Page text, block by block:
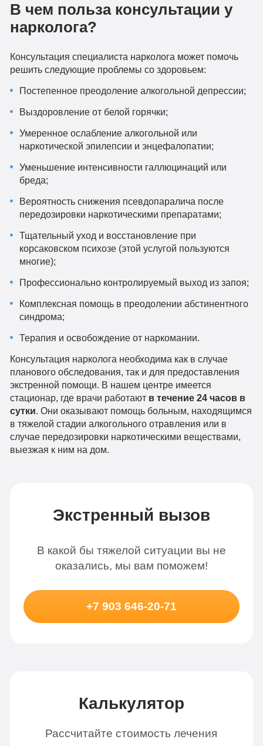
В чем польза консультации у
нарколога?
Консультация специалиста нарколога может помочь
решить следующие проблемы со здоровьем:
Постепенное преодоление алкогольной депрессии;
Выздоровление от белой горячки;
Умеренное ослабление алкогольной или
наркотической эпилепсии и энцефалопатии;
Уменьшение интенсивности галлюцинаций или
бреда;
Вероятность снижения псевдопаралича после
передозировки наркотическими препаратами;
Тщательный уход и восстановление при
корсаковском психозе (этой услугой пользуются
многие);
Профессионально контролируемый выход из запоя;
Комплексная помощь в преодолении абстинентного
синдрома;
Терапия и освобождение от наркомании.
Консультация нарколога необходима как в случае
планового обследования, так и для предоставления
экстренной помощи. В нашем центре имеется
стационар, где врачи работают в течение 24 часов в
сутки. Они оказывают помощь больным, находящимся
в тяжелой стадии алкогольного отравления или в
случае передозировки наркотическими веществами,
выезжая к ним на дом.
Экстренный вызов
В какой бы тяжелой ситуации вы не
оказались, мы вам поможем!
+7 903 646-20-71
Калькулятор
Рассчитайте стоимость лечения